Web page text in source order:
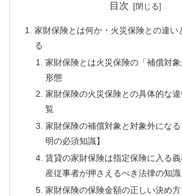
目次
家財保険とは何か・火災保険との違い
る
家財保険とは火災保険の「補償対
形態
家財保険の火災保険との具体的な
覧
家財保険の補償対象と対象外にな
明の必須知識】
賃貸の家財保険は指定保険に入る
産従事者が押さえるべき法律の知識
家財保険の保険金額の正しい決め